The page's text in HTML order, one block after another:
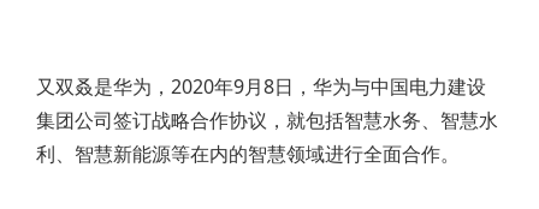
又双叒是华为，2020年9月8日，华为与中国电力建设
集团公司签订战略合作协议，就包括智慧水务、智慧水
利、智慧新能源等在内的智慧领域进行全面合作。